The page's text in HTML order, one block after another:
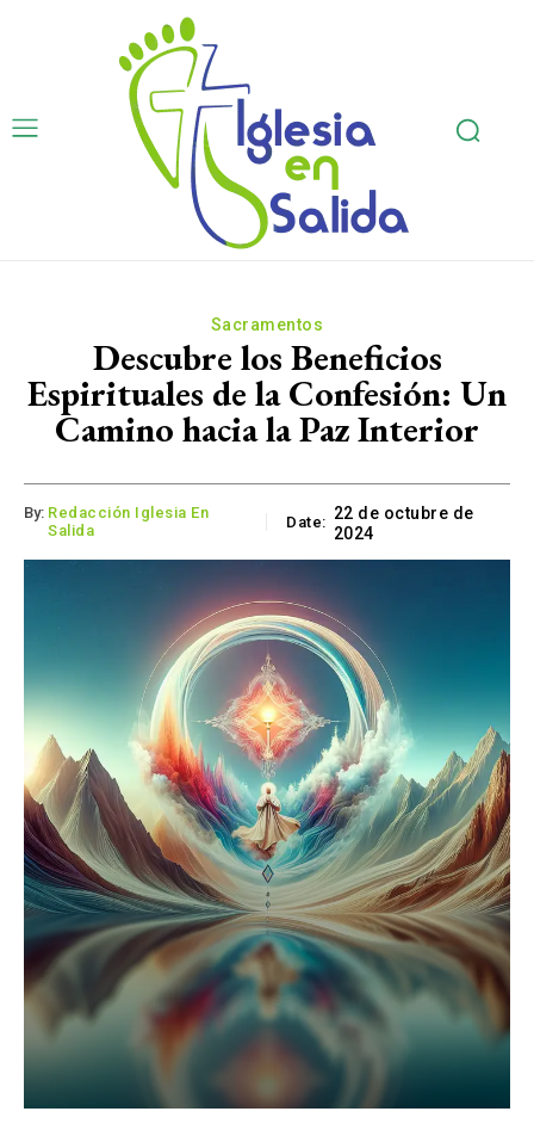
Sacramentos
Descubre los Beneficios
Espirituales de la Confesión: Un
Camino hacia la Paz Interior
By: Redacción Iglesia En
Salida
Date: 22 de octubre de
2024